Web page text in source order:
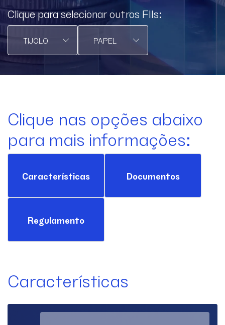
Clique para selecionar outros FIIs:
Clique nas opções abaixo
para mais informações:
Características Documentos
Regulamento
Características